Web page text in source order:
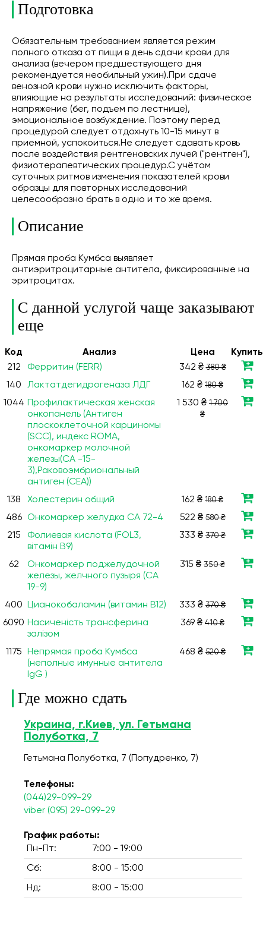
Подготовка
Обязательным требованием является режим
полного отказа от пищи в день сдачи крови для
анализа (вечером предшествующего дня
рекомендуется необильный ужин).При сдаче
венозной крови нужно исключить факторы,
влияющие на результаты исследований: физическое
напряжение (бег, подъем по лестнице),
эмоциональное возбуждение. Поэтому перед
процедурой следует отдохнуть 10-15 минут в
приемной, успокоиться.Не следует сдавать кровь
после воздействия рентгеновских лучей ("рентген"),
физиотерапевтических процедур.С учётом
суточных ритмов изменения показателей крови
образцы для повторных исследований
целесообразно брать в одно и то же время.
Описание
Прямая проба Кумбса выявляет
антиэритроцитарные антитела, фиксированные на
эритроцитах.
С данной услугой чаще заказывают
еще
Код Анализ Цена
Купить
212
Ферритин (FERR) 342 ₴380 ₴
140 Лактатдегидрогеназа ЛДГ 162 ₴ 180 ₴
1044
Профилактическая женская
онкопанель (Антиген
плоскоклеточной карциномы
(SCC), индекс ROMA,
онкомаркер молочной
железы(СА -15-
3),Раковоэмбриональный
антиген (СЕА))
1 530 ₴ 1 700
₴
138 Холестерин общий 162 ₴ 180 ₴
486 Онкомаркер желудка СА 72-4 522 ₴580 ₴
215
Фолиевая кислота (FOL3,
вітамін В9)
333 ₴ 370 ₴
62
Онкомаркер поджелудочной
железы, желчного пузыря (СА
19-9)
315 ₴ 350 ₴
400 Цианокобаламин (витамин B12) 333 ₴ 370 ₴
6090 Насиченість трансферина
залізом
369 ₴ 410 ₴
1175
Непрямая проба Кумбса
(неполные имунные антитела
IgG )
468 ₴ 520 ₴
Где можно сдать
Украина, г.Киев, ул. Гетьмана
Полуботка, 7
Гетьмана Полуботка, 7 (Попудренко, 7)
Телефоны:
(044)29-099-29
viber (095) 29-099-29
График работы:
Пн-Пт:
7:00 - 19:00
Сб: 8:00 - 15:00
Нд: 8:00 - 15:00